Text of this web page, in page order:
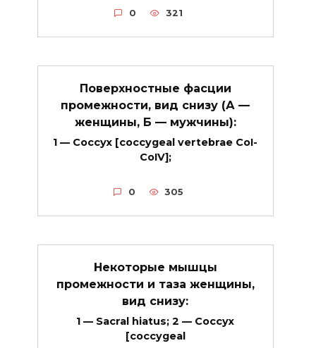
0 321
Поверхностные фасции
промежности, вид снизу (А —
женщины, Б — мужчины):
1 — Coccyx [coccygeal vertebrae CoI-
CoIV];
0 305
Некоторые мышцы
промежности и таза женщины,
вид снизу:
1 — Sacral hiatus; 2 — Coccyx
[coccygeal